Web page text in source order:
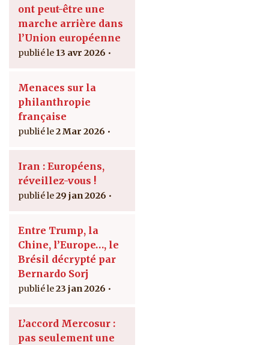
ont peut-être une
marche arrière dans
l’Union européenne
13 avr 2026
Menaces sur la
philanthropie
française
2 Mar 2026
Iran : Européens,
réveillez-vous !
29 jan 2026
Entre Trump, la
Chine, l’Europe…, le
Brésil décrypté par
Bernardo Sorj
23 jan 2026
L’accord Mercosur :
pas seulement une